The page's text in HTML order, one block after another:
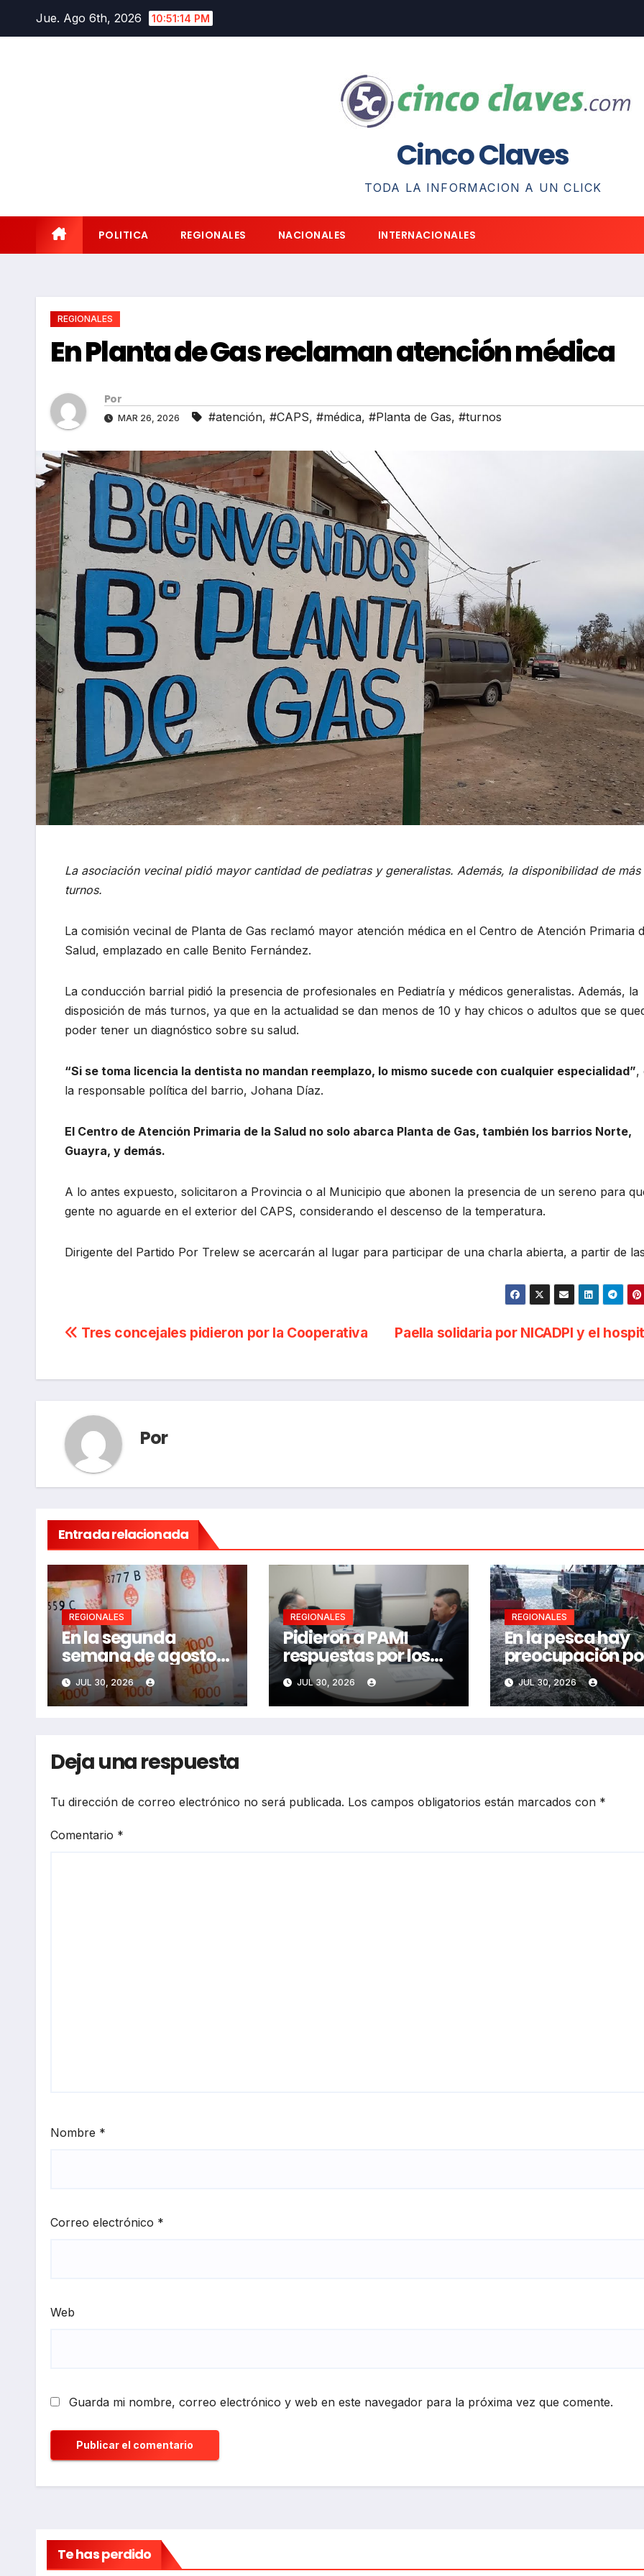
Jue. Ago 6th, 2026 10:51:15 PM
Cinco Claves
TODA LA INFORMACION A UN CLICK
POLITICA REGIONALES NACIONALES INTERNACIONALES
REGIONALES
En Planta de Gas reclaman atención médica
Por
MAR 26, 2026 #atención, #CAPS, #médica, #Planta de Gas, #turnos
La asociación vecinal pidió mayor cantidad de pediatras y generalistas. Además, la disponibilidad de más
turnos.
La comisión vecinal de Planta de Gas reclamó mayor atención médica en el Centro de Atención Primaria
Salud, emplazado en calle Benito Fernández.
La conducción barrial pidió la presencia de profesionales en Pediatría y médicos generalistas. Además, la
disposición de más turnos, ya que en la actualidad se dan menos de 10 y hay chicos o adultos que se
poder tener un diagnóstico sobre su salud.
“Si se toma licencia la dentista no mandan reemplazo, lo mismo sucede con cualquier especialidad”,
la responsable política del barrio, Johana Díaz.
El Centro de Atención Primaria de la Salud no solo abarca Planta de Gas, también los barrios Norte,
Guayra, y demás.
A lo antes expuesto, solicitaron a Provincia o al Municipio que abonen la presencia de un sereno para
gente no aguarde en el exterior del CAPS, considerando el descenso de la temperatura.
Dirigente del Partido Por Trelew se acercarán al lugar para participar de una charla abierta, a partir de
Navegación
Paella solidaria por NICADPI y el
Tres concejales pidieron por la Cooperativa
Por
Entrada relacionada
REGIONALES
En la segunda
semana de agosto
se llamaría a
paritarias
JUL 30, 2026
REGIONALES
Pidieron a PAMI
respuestas por los
adultos mayores
JUL 30, 2026
REGIONALES
En la pesca hay
preocupación
costo del gasoil
JUL 30, 2026
Deja una respuesta
Tu dirección de correo electrónico no será publicada. Los campos obligatorios están marcados con *
Comentario *
Nombre *
Correo electrónico *
Web
Guarda mi nombre, correo electrónico y web en este navegador para la próxima vez que comente.
Te has perdido